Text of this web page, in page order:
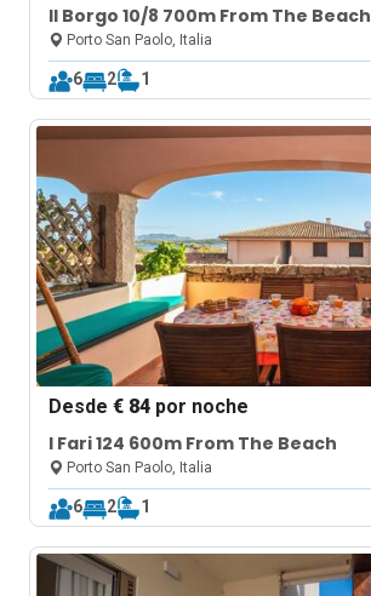
Il Borgo 10/8 700m From The Beach
Porto San Paolo, Italia
6 2 1
Desde€ 84 por noche
I Fari 124 600m From The Beach
Porto San Paolo, Italia
6 2 1